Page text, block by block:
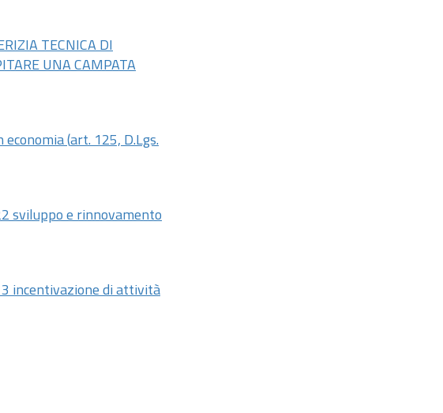
TECNICA DI
UNA CAMPATA
(art. 125, D.Lgs.
sviluppo e rinnovamento
incentivazione di attività